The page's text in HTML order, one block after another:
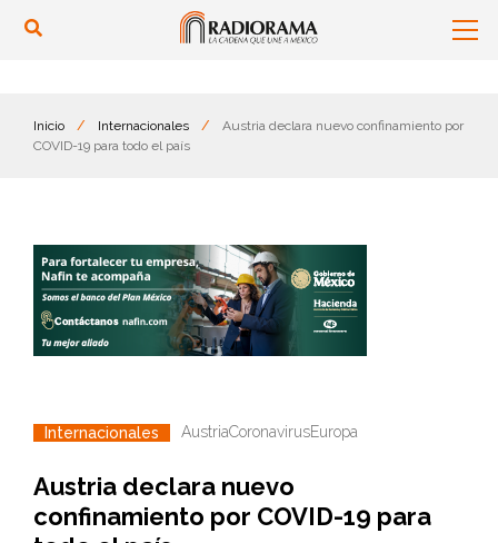
Inicio / Internacionales /
Austria declara nuevo confinamiento por
COVID-19 para todo el país
Internacionales AustriaCoronavirusEuropa
Austria declara nuevo
confinamiento por COVID-19 para